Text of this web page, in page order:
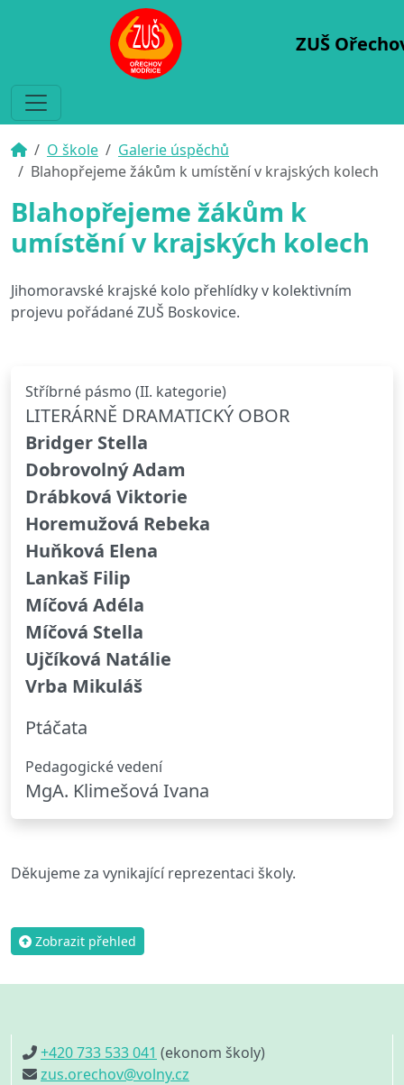
ZUŠ
O škole
Galerie úspěchů
Blahopřejeme žákům k umístění v krajských kolech
Blahopřejeme žákům k
umístění v krajských kolech
Jihomoravské krajské kolo přehlídky v kolektivním
projevu pořádané ZUŠ Boskovice.
Stříbrné pásmo (II. kategorie)
LITERÁRNĚ DRAMATICKÝ OBOR
Bridger Stella
Dobrovolný Adam
Drábková Viktorie
Horemužová Rebeka
Huňková Elena
Lankaš Filip
Míčová Adéla
Míčová Stella
Ujčíková Natálie
Vrba Mikuláš
Ptáčata
Pedagogické vedení
MgA. Klimešová Ivana
Děkujeme za vynikající reprezentaci školy.
Zobrazit přehled
+420 733 533 041 (ekonom školy)
zus.orechov@volny.cz